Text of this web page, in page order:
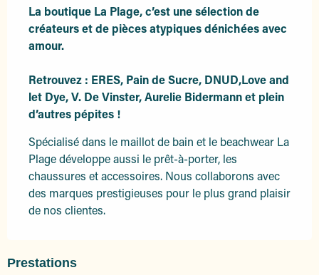
La boutique La Plage, c’est une sélection de
créateurs et de pièces atypiques dénichées avec
amour.
Retrouvez : ERES, Pain de Sucre, DNUD,Love and
let Dye, V. De Vinster, Aurelie Bidermann et plein
d’autres pépites !
Spécialisé dans le maillot de bain et le beachwear La
Plage développe aussi le prêt-à-porter, les
chaussures et accessoires. Nous collaborons avec
des marques prestigieuses pour le plus grand plaisir
de nos clientes.
Prestations